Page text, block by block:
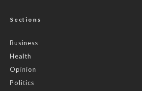
Sections
Business
Health
Opinion
Politics